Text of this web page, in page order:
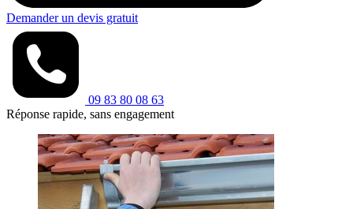
Demander un devis gratuit
09 83 80 08 63
Réponse rapide, sans engagement